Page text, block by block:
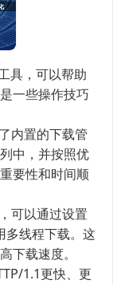
具，可以帮助
一些操作技巧
内置的下载管
中，并按照优
要性和时间顺
可以通过设置
多线程下载。这
下载速度。
1.1更快、更